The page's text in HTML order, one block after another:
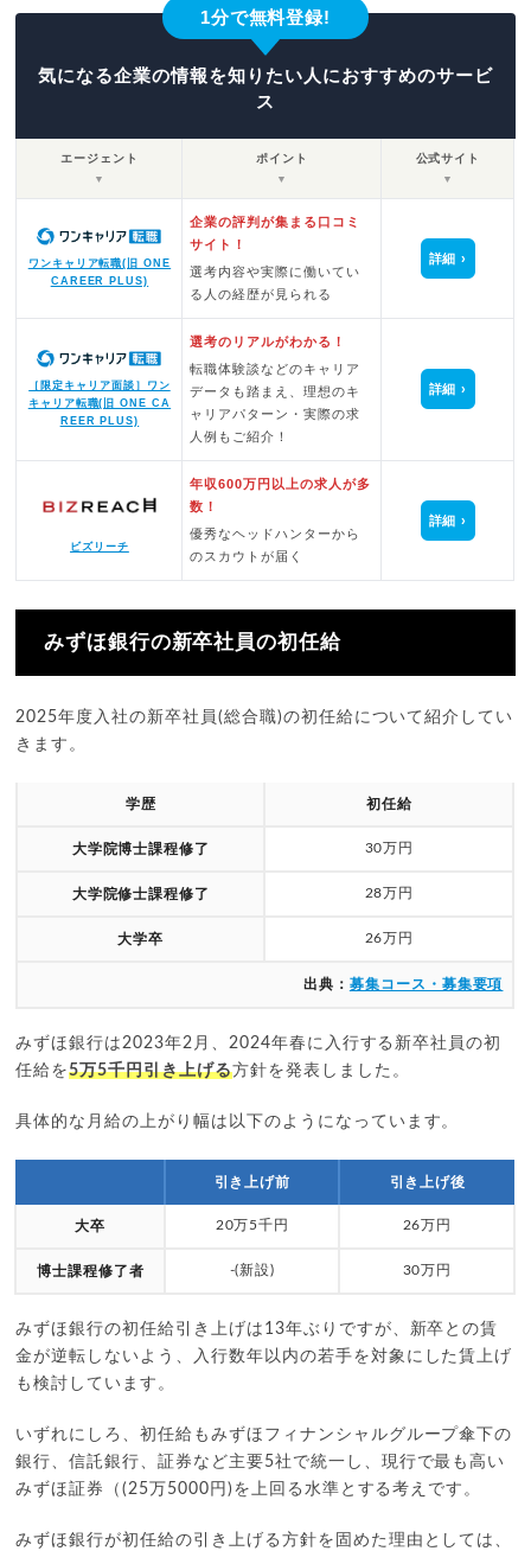
1分で無料登録!
気になる企業の情報を知りたい人におすすめのサービ
ス
エージェント
▼
ポイント
▼
公式サイト
▼
ワンキャリア転職(旧 ONE
CAREER PLUS)
企業の評判が集まる口コミ
サイト！
選考内容や実際に働いてい
る人の経歴が見られる
詳細
［限定キャリア面談］ワン
キャリア転職(旧 ONE CA
REER PLUS)
選考のリアルがわかる！
転職体験談などのキャリア
データも踏まえ、理想のキ
ャリアパターン・実際の求
人例もご紹介！
詳細
ビズリーチ
年収600万円以上の求人が多
数！
優秀なヘッドハンターから
のスカウトが届く
詳細
みずほ銀行の新卒社員の初任給
2025年度入社の新卒社員(総合職)の初任給について紹介してい
きます。
学歴 初任給
大学院博士課程修了 30万円
大学院修士課程修了 28万円
大学卒 26万円
出典： 募集コース・募集要項
みずほ銀行は2023年2月、2024年春に入行する新卒社員の初
任給を5万5千円引き上げる方針を発表しました。
具体的な月給の上がり幅は以下のようになっています。
引き上げ前 引き上げ後
大卒 20万5千円 26万円
博士課程修了者 -(新設) 30万円
みずほ銀行の初任給引き上げは13年ぶりですが、新卒との賃
金が逆転しないよう、入行数年以内の若手を対象にした賃上げ
も検討しています。
いずれにしろ、初任給もみずほフィナンシャルグループ傘下の
銀行、信託銀行、証券など主要5社で統一し、現行で最も高い
みずほ証券（(25万5000円)を上回る水準とする考えです。
みずほ銀行が初任給の引き上げる方針を固めた理由としては、